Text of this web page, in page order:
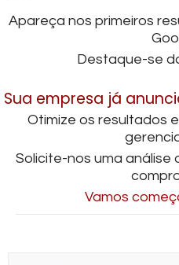
Apareça nos primeiros
Destaque-se
Sua empresa já
Otimize os resultados
Solicite-nos uma análise
Vamos